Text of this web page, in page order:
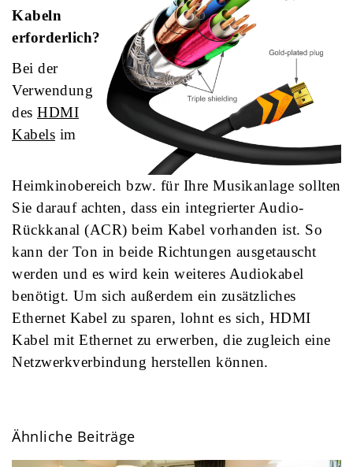
Kabeln
erforderlich?
Bei der
Verwendung
des HDMI
Kabels im
Heimkinobereich bzw. für Ihre Musikanlage sollten
Sie darauf achten, dass ein integrierter Audio-
Rückkanal (ACR) beim Kabel vorhanden ist. So
kann der Ton in beide Richtungen ausgetauscht
werden und es wird kein weiteres Audiokabel
benötigt. Um sich außerdem ein zusätzliches
Ethernet Kabel zu sparen, lohnt es sich, HDMI
Kabel mit Ethernet zu erwerben, die zugleich eine
Netzwerkverbindung herstellen können.
Ähnliche Beiträge